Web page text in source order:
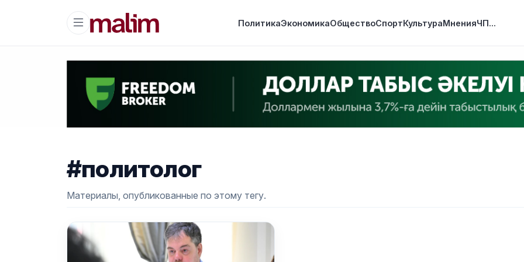
ПолитикаЭкономикаОбществоСпортКультураМненияЧП...
#политолог
Материалы, опубликованные по этому тегу.